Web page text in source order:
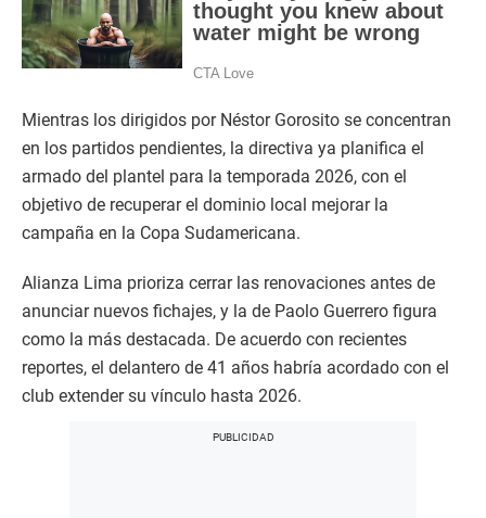
Mientras los dirigidos por Néstor Gorosito se concentran
en los partidos pendientes, la directiva ya planifica el
armado del plantel para la temporada 2026, con el
objetivo de recuperar el dominio local mejorar la
campaña en la Copa Sudamericana.
Alianza Lima prioriza cerrar las renovaciones antes de
anunciar nuevos fichajes, y la de Paolo Guerrero figura
como la más destacada. De acuerdo con recientes
reportes, el delantero de 41 años habría acordado con el
club extender su vínculo hasta 2026.